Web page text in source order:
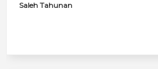
Saleh Tahunan